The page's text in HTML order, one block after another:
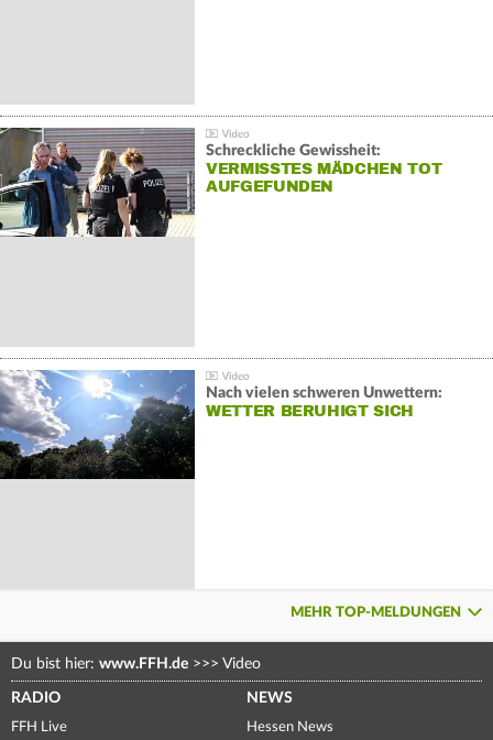
Schreckliche Gewissheit:
VERMISSTES MÄDCHEN TOT
AUFGEFUNDEN
Nach vielen schweren Unwettern:
WETTER BERUHIGT SICH
MEHR TOP-MELDUNGEN
Du bist hier: www.FFH.de >>> Video
RADIO
FFH Live
NEWS
Hessen News